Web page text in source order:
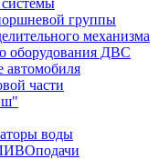
группы
механизма
оборудования ДВС
автомобиля
части
воды